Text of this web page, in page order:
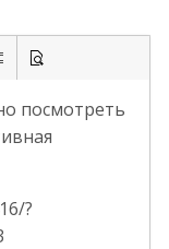
посмотреть
?